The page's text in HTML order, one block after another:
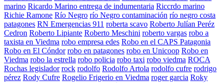
marino Ricardo Marino entrega de indumentaria Riccrdo marino
Richie Ramone Río Negro río Negro contaminación río negro costa
patagones RN Emergencias 911 roberta scavo Roberto Julían Peréz
Cedron Roberto Lipiante Roberto Meschini roberto vargas robo a
taxista en Viedma robo empresa edes Robo en el CAPS Patagonia
Robo en El Cóndor robo en patagones robo en Unicoop Robo en
Viedma robo la estrella robo policia robo taxi robo viedma ROCA
Rochas legislador rock rodolfo Rodolfo Artola rodolfo cufre rodrigo
pérez Rody Cufre Rogelio Frigerio en Viedma roger garcia Roky